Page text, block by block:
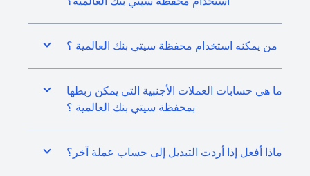
من يمكنه استخدام محفظة سيتي بنك العالمية ؟
ما هي حسابات العملات الأجنبية التي يمكن ربطها
بمحفظة سيتي بنك العالمية ؟
ماذا أفعل إذا أردت التبديل إلى حساب عملة آخر؟